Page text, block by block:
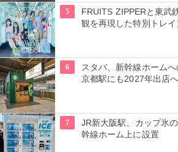
5
FRUITS ZIPPERと東武
観を再現した特別トレ
6
スタバ、新幹線ホーム
京都駅にも2027年出店へ
7
JR新大阪駅、カップ氷
幹線ホーム上に設置